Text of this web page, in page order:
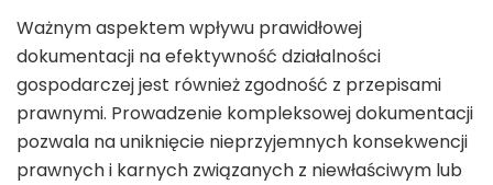
Ważnym aspektem wpływu prawidłowej
dokumentacji na efektywność działalności
gospodarczej jest również zgodność z przepisami
prawnymi. Prowadzenie kompleksowej dokumentacji
pozwala na uniknięcie nieprzyjemnych konsekwencji
prawnych i karnych związanych z niewłaściwym lub